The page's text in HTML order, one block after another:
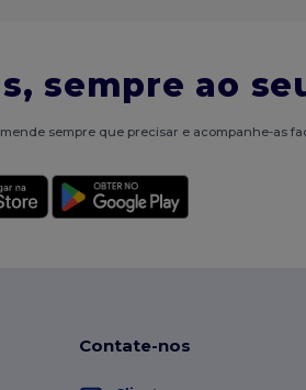
sempre ao
sempre que precisar e acompanhe-as
Contate-nos